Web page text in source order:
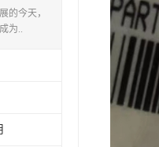
的今天，
为..